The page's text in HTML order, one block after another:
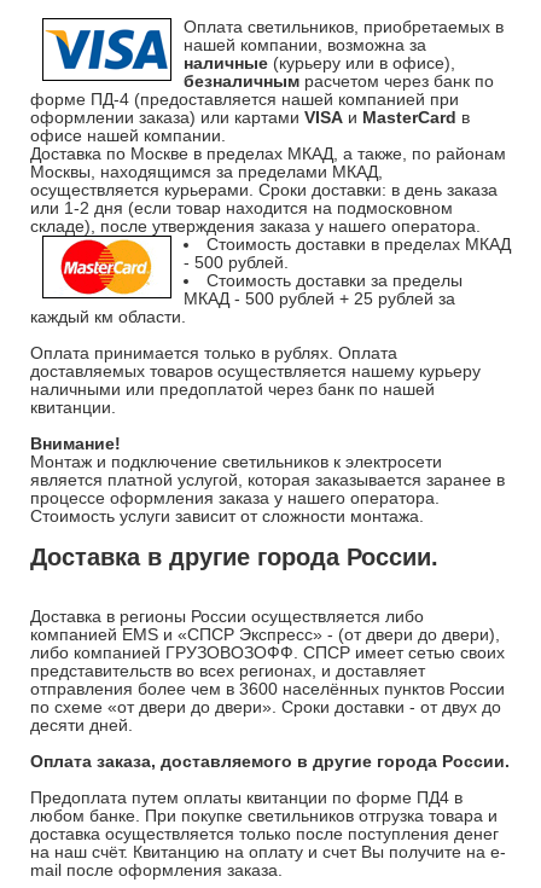
Оплата светильников, приобретаемых в
нашей компании, возможна за
наличные (курьеру или в офисе),
безналичным расчетом через банк по
форме ПД-4 (предоставляется нашей компанией при
оформлении заказа) или картами VISA и MasterCard в
офисе нашей компании.
Доставка по Москве в пределах МКАД, а также, по районам
Москвы, находящимся за пределами МКАД,
осуществляется курьерами. Сроки доставки: в день заказа
или 1-2 дня (если товар находится на подмосковном
складе), после утверждения заказа у нашего оператора.
Стоимость доставки в пределах МКАД
- 500 рублей.
Стоимость доставки за пределы
МКАД - 500 рублей + 25 рублей за
каждый км области.
Оплата принимается только в рублях. Оплата
доставляемых товаров осуществляется нашему курьеру
наличными или предоплатой через банк по нашей
квитанции.
Внимание!
Монтаж и подключение светильников к электросети
является платной услугой, которая заказывается заранее в
процессе оформления заказа у нашего оператора.
Стоимость услуги зависит от сложности монтажа.
Доставка в другие города России.
Доставка в регионы России осуществляется либо
компанией EMS и «СПСР Экспресс» - (от двери до двери),
либо компанией ГРУЗОВОЗОФФ. СПСР имеет сетью своих
представительств во всех регионах, и доставляет
отправления более чем в 3600 населённых пунктов России
по схеме «от двери до двери». Сроки доставки - от двух до
десяти дней.
Оплата заказа, доставляемого в другие города России.
Предоплата путем оплаты квитанции по форме ПД4 в
любом банке. При покупке светильников отгрузка товара и
доставка осуществляется только после поступления денег
на наш счёт. Квитанцию на оплату и счет Вы получите на e-
mail после оформления заказа.